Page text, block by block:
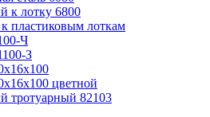
к лотку 6800
пластиковым лоткам
Ч
З
цветной
тротуарный 82103